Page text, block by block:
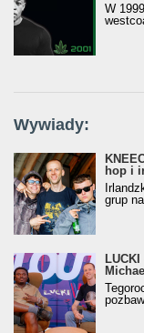
W
Wywiady:
hop i
grup